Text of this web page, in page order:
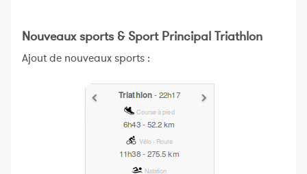
Nouveaux sports & Sport Principal Triathlon
Ajout de nouveaux sports :